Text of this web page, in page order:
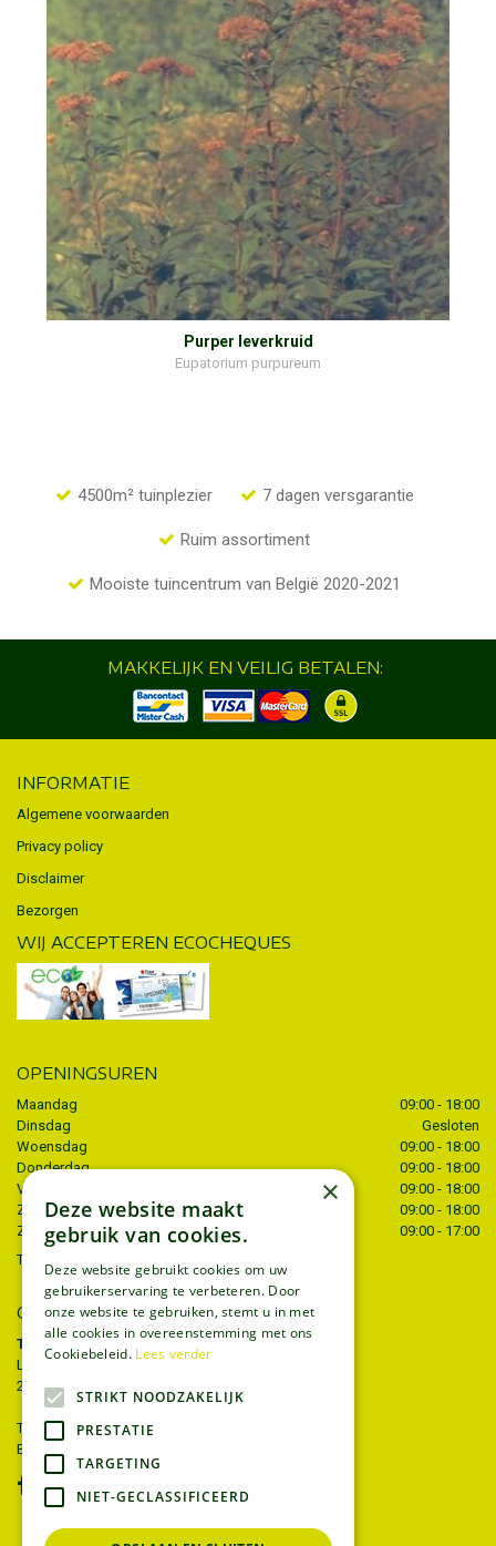
Purper leverkruid
Eupatorium purpureum
4500m² tuinplezier 7 dagen versgarantie
Ruim assortiment
Mooiste tuincentrum van België 2020-2021
MAKKELIJK EN VEILIG BETALEN:
INFORMATIE
Algemene voorwaarden
Privacy policy
Disclaimer
Bezorgen
WIJ ACCEPTEREN ECOCHEQUES
OPENINGSUREN
Maandag
09:00 - 18:00
Dinsdag
Gesloten
Woensdag
09:00 - 18:00
Donderdag
09:00 - 18:00
Vrijdag
09:00 - 18:00
Zaterdag
09:00 - 18:00
Zondag
09:00 - 17:00
Toon alle openingstijden
CONTACT
Tuincentrum Thiels
Liersesteenweg 68
2221 Heist-op-den-berg
T.
015 22 27 52
E.
×
Deze website maakt
gebruik van cookies.
Deze website gebruikt cookies om uw
gebruikerservaring te verbeteren. Door
onze website te gebruiken, stemt u in met
alle cookies in overeenstemming met ons
Cookiebeleid. Lees verder
STRIKT NOODZAKELIJK
PRESTATIE
TARGETING
NIET-GECLASSIFICEERD